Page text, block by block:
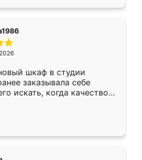
шкаф в студии
заказывала себе
искать, когда качеством
Служит кухня уже почти
нет.